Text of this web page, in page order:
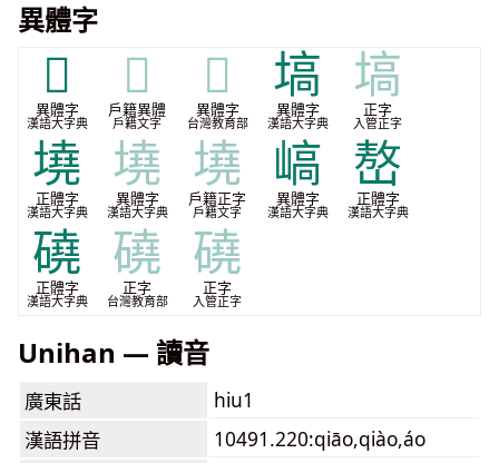
異體字
𡒋
異體字
漢語大字典
𡒋
戶籍異體
戶籍文字
𡒋
異體字
台灣教育部
塙
異體字
漢語大字典
塙
正字
入管正字
墝
正體字
漢語大字典
墝
異體字
漢語大字典
墝
戶籍正字
戶籍文字
嵪
異體字
漢語大字典
嶅
正體字
漢語大字典
磽
正體字
漢語大字典
磽
正字
台灣教育部
磽
正字
入管正字
Unihan — 讀音
廣東話
hiu1
漢語拼音
10491.220:qiāo,qiào,áo